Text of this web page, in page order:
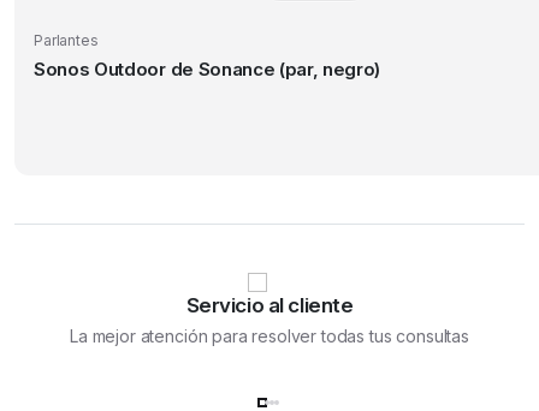
Parlantes
Sonos Outdoor de Sonance (par, negro)
Servicio al cliente
La mejor atención para resolver todas tus consultas